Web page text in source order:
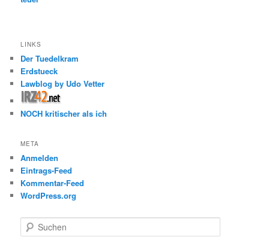
LINKS
Der Tuedelkram
Erdstueck
Lawblog by Udo Vetter
NOCH kritischer als ich
META
Anmelden
Eintrags-Feed
Kommentar-Feed
WordPress.org
u